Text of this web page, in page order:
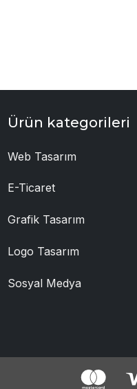
Ürün kategorileri
Web Tasarım
E-Ticaret
Grafik Tasarım
Logo Tasarım
Sosyal Medya